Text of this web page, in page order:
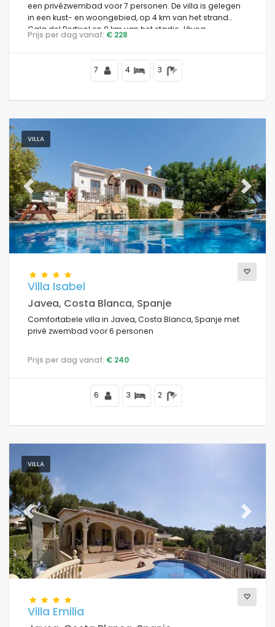
een privézwembad voor 7 personen. De villa is gelegen
in een kust- en woongebied, op 4 km van het strand
Cala del Portixol en 9 km van het stadje Jávea.
Prijs per dag vanaf: € 228
7 4 3
VILLA
Previous Next
Villa Isabel
Javea, Costa Blanca, Spanje
Comfortabele villa in Javea, Costa Blanca, Spanje met
privé zwembad voor 6 personen
Prijs per dag vanaf: € 240
6 3 2
VILLA
Previous Next
Villa Emilia